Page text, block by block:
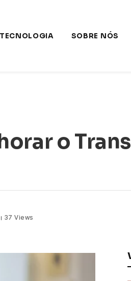
TECNOLOGIA SOBRE NÓS
o
37Views